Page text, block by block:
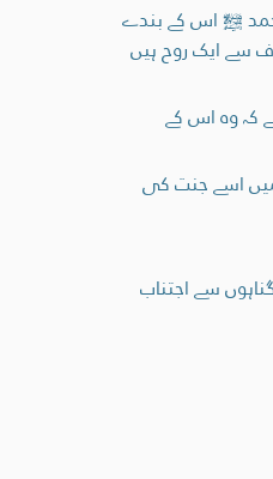
ﷺ اس کے بندے
سے ایک روح ہیں
کہ وہ اس کے
میں اسے جنت کی
سے اجتناب